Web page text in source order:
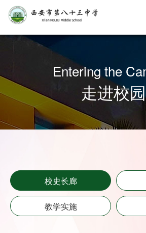
Entering the
走进校园
校史长廊
教学实施